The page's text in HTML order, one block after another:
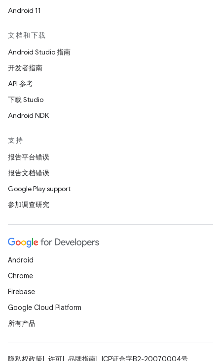
Android 11
文档和下载
Android Studio 指南
开发者指南
API 参考
下载 Studio
Android NDK
支持
报告平台错误
报告文档错误
Google Play support
参加调查研究
Android
Chrome
Firebase
Google Cloud Platform
所有产品
隐私权政策 许可 品牌指南 ICP证合字B2-20070004号